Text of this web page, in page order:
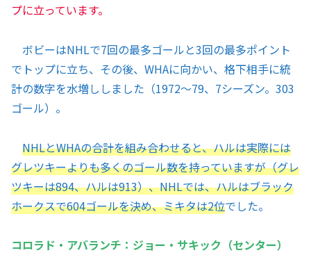
プに立っています。
ボビーはNHLで7回の最多ゴールと3回の最多ポイント
でトップに立ち、その後、WHAに向かい、格下相手に統
計の数字を水増ししました（1972〜79、7シーズン。303
ゴール）。
NHLとWHAの合計を組み合わせると、ハルは実際には
グレツキーよりも多くのゴール数を持っていますが（グレ
ツキーは894、ハルは913）、NHLでは、ハルはブラック
ホークスで604ゴールを決め、ミキタは2位でした。
コロラド・アバランチ：ジョー・サキック（センター）